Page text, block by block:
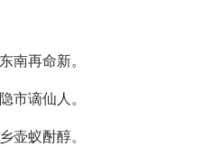
南再命新。
市谪仙人。
壶蚁酎醇。